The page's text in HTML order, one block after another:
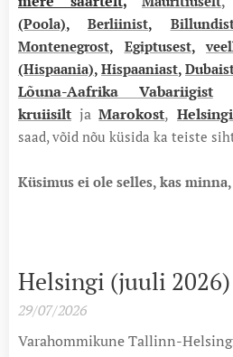
(Poola),Berliinist,
Montenegrost, Egiptusest,
(Hispaania), Hispaaniast,
Lõuna-Aafrika Vabariigist
kruiisilt jaMarokost,
saad, võid nõu küsida ka teiste
Küsimus ei ole selles, kas
Helsingi (juuli 2026)
29/07/2026
Varahommikune Tallinn-